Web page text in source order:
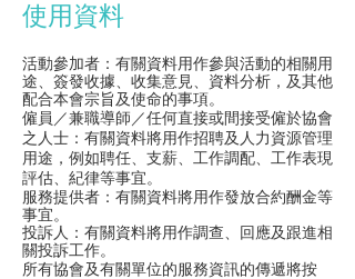
使用資料
活動參加者：有關資料用作參與活動的相關用
途、簽發收據、收集意見、資料分析，及其他
配合本會宗旨及使命的事項。
僱員／兼職導師／任何直接或間接受僱於協會
之人士：有關資料將用作招聘及人力資源管理
用途，例如聘任、支薪、工作調配、工作表現
評估、紀律等事宜。
服務提供者：有關資料將用作發放合約酬金等
事宜。
投訴人：有關資料將用作調查、回應及跟進相
關投訴工作。
所有協會及有關單位的服務資訊的傳遞將按